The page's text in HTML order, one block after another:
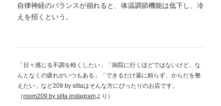
自律神経のバランスが崩れると、体温調節機能は低下し、冷
えを招くという。
「日々感じる不調を軽くしたい」「病院に行くほどではないけど、な
んとなくの疲れがいつもある」「できるだけ薬に頼らず、からだを整
えたい」など209 by siltaはそんな方にぴったりのお店です。
（room209 by silta instagramより）